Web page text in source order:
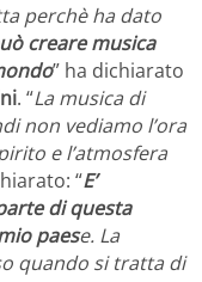
perchè ha dato
creare musica
” ha dichiarato
. “La musica di
non vediamo l’ora
e l’atmosfera
“E’
di questa
paese. La
quando si tratta di